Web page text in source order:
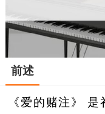
前述
《爱的赌注》